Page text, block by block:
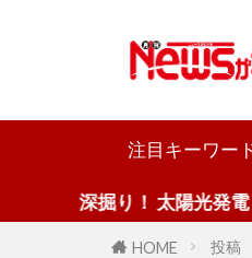
注目キーワー
り！ 太陽光発電【月刊
HOME 投稿